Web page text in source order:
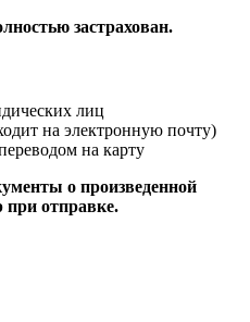
застрахован.
лиц
на электронную почту)
на карту
о произведенной
при отправке.